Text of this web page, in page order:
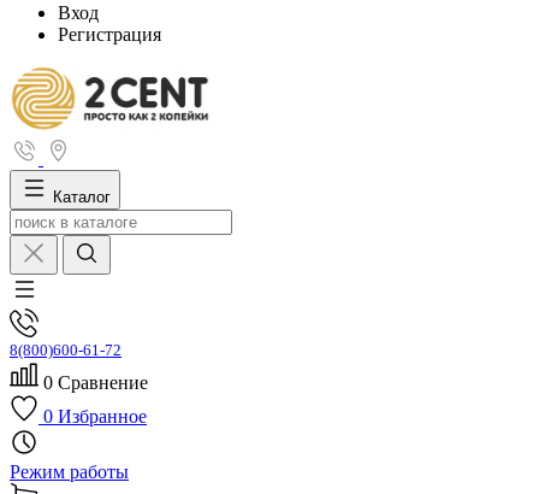
Вход
Регистрация
Каталог
8(800)600-61-72
0 Сравнение
0 Избранное
Режим работы